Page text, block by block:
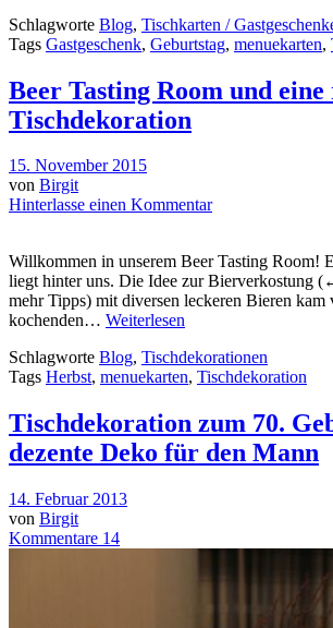
Schlagworte Blog, Tischkarten /
Tags Gastgeschenk, Geburtstag, menuekarten,
Beer Tasting Room und
Tischdekoration
15. November 2015
von Birgit
Hinterlasse einen Kommentar
Willkommen in unserem Beer Tasting Room!
liegt hinter uns. Die Idee zur Bierverkostung
mehr Tipps) mit diversen leckeren Bieren kam
kochenden… Weiterlesen
Schlagworte Blog, Tischdekorationen
Tags Herbst, menuekarten, Tischdekoration
Tischdekoration zum 70.
dezente Deko für den Mann
14. Februar 2013
von Birgit
Kommentare 14